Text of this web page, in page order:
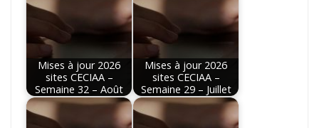
Mises à jour 2026
sites CECIAA –
Semaine 32 – Août
Mises à jour 2026
sites CECIAA –
Semaine 29 – Juillet